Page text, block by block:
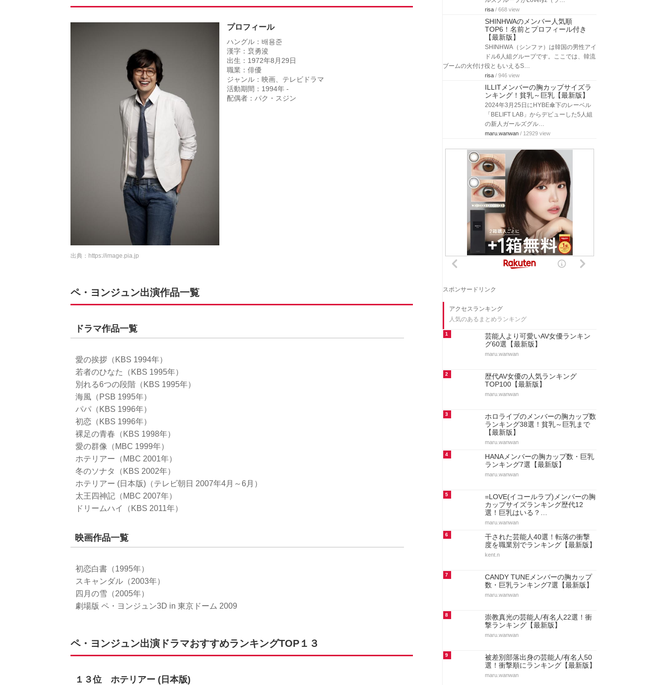
プロフィール
ハングル：배용준
漢字：裵勇浚
出生：1972年8月29日
職業：俳優
ジャンル：映画、テレビドラマ
活動期間：1994年 -
配偶者：パク・スジン
出典： https://image.pia.jp
ペ・ヨンジュン出演作品一覧
ドラマ作品一覧
愛の挨拶（KBS 1994年）
若者のひなた（KBS 1995年）
別れる6つの段階（KBS 1995年）
海風（PSB 1995年）
パパ（KBS 1996年）
初恋（KBS 1996年）
裸足の青春（KBS 1998年）
愛の群像（MBC 1999年）
ホテリアー（MBC 2001年）
冬のソナタ（KBS 2002年）
ホテリアー (日本版)（テレビ朝日 2007年4月～6月）
太王四神記（MBC 2007年）
ドリームハイ（KBS 2011年）
映画作品一覧
初恋白書（1995年）
スキャンダル（2003年）
四月の雪（2005年）
劇場版 ペ・ヨンジュン3D in 東京ドーム 2009
ペ・ヨンジュン出演ドラマおすすめランキングTOP１３
１３位 ホテリアー (日本版)
risa / 668 view
SHINHWAのメンバー人気順
TOP6！名前とプロフィール付き
【最新版】
SHINHWA（シンファ）は韓国の男性アイ
ドル6人組グループです。ここでは、韓流
ブームの火付け役ともいえるS…
risa / 946 view
ILLITメンバーの胸カップサイズラ
ンキング！貧乳～巨乳【最新版】
2024年3月25日にHYBE傘下のレーベル
「BELIFT LAB」からデビューした5人組
の新人ガールズグル…
maru.wanwan / 12929 view
スポンサードリンク
アクセスランキング
人気のあるまとめランキング
1
芸能人より可愛いAV女優ランキン
グ60選【最新版】
maru.wanwan
2
歴代AV女優の人気ランキング
TOP100【最新版】
maru.wanwan
3
ホロライブのメンバーの胸カップ数
ランキング38選！貧乳～巨乳まで
【最新版】
maru.wanwan
4
HANAメンバーの胸カップ数・巨乳
ランキング7選【最新版】
maru.wanwan
5
=LOVE(イコールラブ)メンバーの胸
カップサイズランキング歴代12
選！巨乳はいる？…
maru.wanwan
6
干された芸能人40選！転落の衝撃
度を職業別でランキング【最新版】
kent.n
7
CANDY TUNEメンバーの胸カップ
数・巨乳ランキング7選【最新版】
maru.wanwan
8
崇教真光の芸能人/有名人22選！衝
撃ランキング【最新版】
maru.wanwan
9
被差別部落出身の芸能人/有名人50
選！衝撃順にランキング【最新版】
maru.wanwan